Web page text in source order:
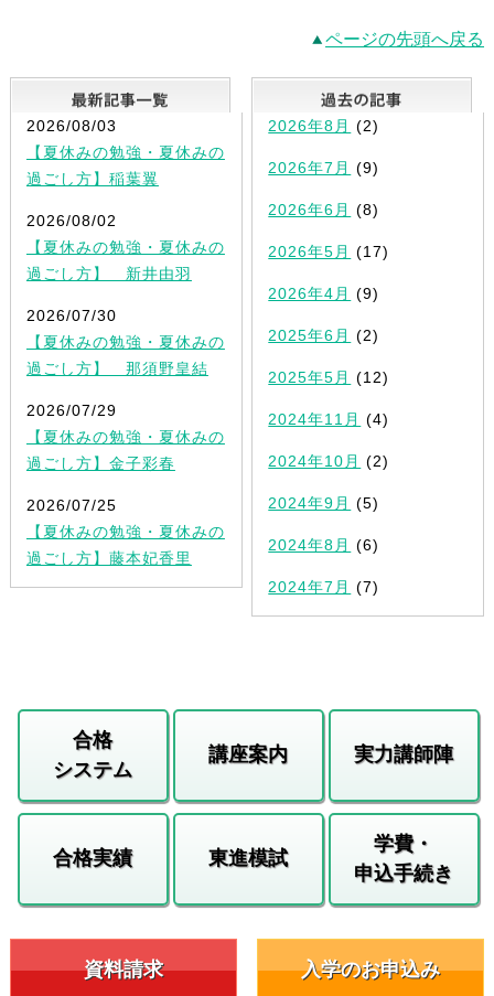
ページの先頭へ戻る
最新記事一覧
2026/08/03
【夏休みの勉強・夏休みの
過ごし方】稲葉翼
2026/08/02
【夏休みの勉強・夏休みの
過ごし方】 新井由羽
2026/07/30
【夏休みの勉強・夏休みの
過ごし方】 那須野皇結
2026/07/29
【夏休みの勉強・夏休みの
過ごし方】金子彩春
2026/07/25
【夏休みの勉強・夏休みの
過ごし方】藤本妃香里
2026年8月 (2)
2026年7月 (9)
2026年6月 (8)
2026年5月 (17)
2026年4月 (9)
2025年6月 (2)
2025年5月 (12)
2024年11月 (4)
2024年10月 (2)
2024年9月 (5)
2024年8月 (6)
2024年7月 (7)
合格
システム
講座案内 実力講師陣
合格実績 東進模試
学費・
申込手続き
資料請求 入学のお申込み